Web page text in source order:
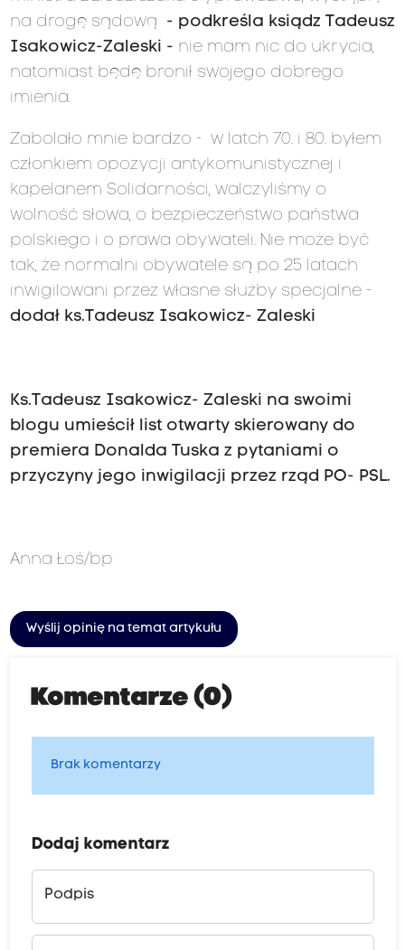
na drogę sądową
- podkreśla ksiądz Tadeusz
Isakowicz-Zaleski - nie mam nic do ukrycia,
natomiast będę bronił swojego dobrego
imienia.
Zabolało mnie bardzo - w latch 70. i 80. byłem
członkiem opozycji antykomunistycznej i
kapelanem Solidarności, walczyliśmy o
wolność słowa, o bezpieczeństwo państwa
polskiego i o prawa obywateli. Nie może być
tak, że normalni obywatele są po 25 latach
inwigilowani przez własne służby specjalne -
dodał ks.Tadeusz Isakowicz- Zaleski
Ks.Tadeusz Isakowicz- Zaleski na swoimi
blogu umieścił list otwarty skierowany do
premiera Donalda Tuska z pytaniami o
przyczyny jego inwigilacji przez rząd PO- PSL.
Anna Łoś/bp
Wyślij opinię na temat artykułu
Komentarze (0)
Brak komentarzy
Dodaj komentarz
Podpis